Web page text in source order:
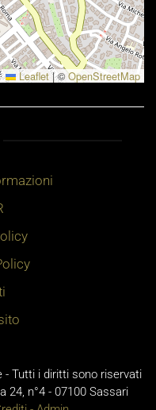
Leaflet |©OpenStreetMap
Tutti i diritti sono riservati
24, n°4 - 07100 Sassari